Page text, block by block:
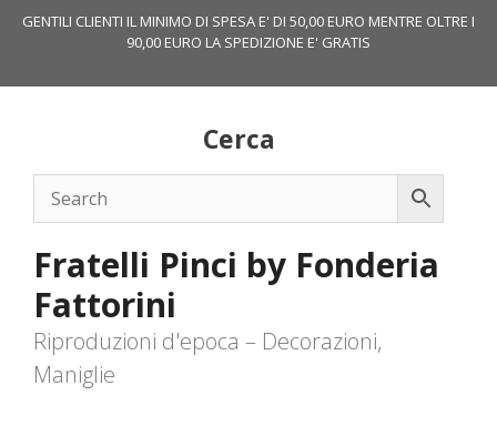
GENTILI CLIENTI IL MINIMO DI SPESA E' DI 50,00 EURO MENTRE OLTRE I
90,00 EURO LA SPEDIZIONE E' GRATIS
Cerca
Fratelli Pinci by Fonderia
Fattorini
Riproduzioni d'epoca – Decorazioni,
Maniglie